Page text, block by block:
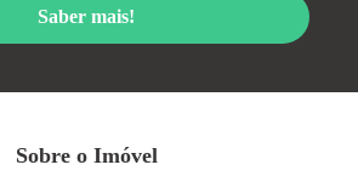
Sobre o Imóvel
Saber mais!